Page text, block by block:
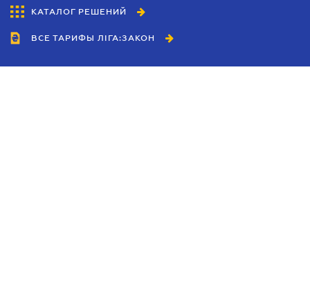
КАТАЛОГ РЕШЕНИЙ
ВСЕ ТАРИФЫ ЛІГА:ЗАКОН